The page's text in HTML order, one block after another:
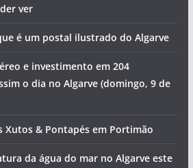
ver
é um postal ilustrado do Algarve
e investimento em 204
o dia no Algarve (domingo, 9 de
Xutos & Pontapés em Portimão
da água do mar no Algarve este